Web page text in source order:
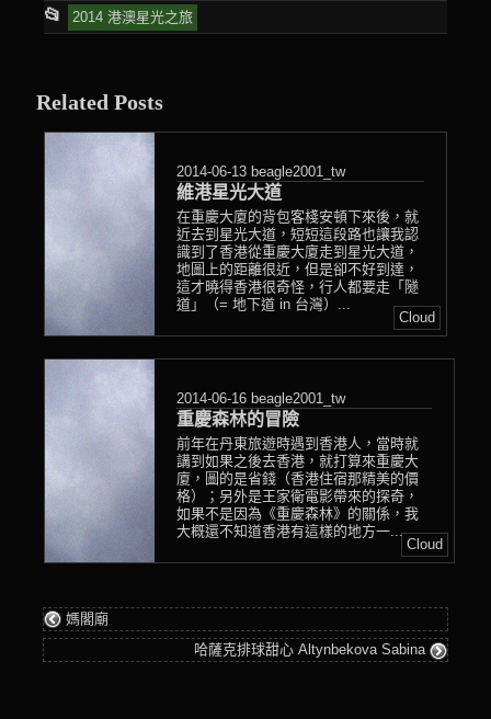
📂
This
posted
in
2014 港澳星光之旅
Related Posts
2014-06-13 beagle2001_tw
維港星光大道
在重慶大廈的背包客棧安頓下來後，就
近去到星光大道，短短這段路也讓我認
識到了香港從重慶大廈走到星光大道，
地圖上的距離很近，但是卻不好到達，
這才曉得香港很奇怪，行人都要走「隧
道」（= 地下道 in 台灣）...
Cloud
2014-06-16 beagle2001_tw
重慶森林的冒險
前年在丹東旅遊時遇到香港人，當時就
講到如果之後去香港，就打算來重慶大
廈，圖的是省錢（香港住宿那精美的價
格）；另外是王家衛電影帶來的探奇，
如果不是因為《重慶森林》的關係，我
大概還不知道香港有這樣的地方一...
Cloud
媽閣廟
哈薩克排球甜心 Altynbekova Sabina